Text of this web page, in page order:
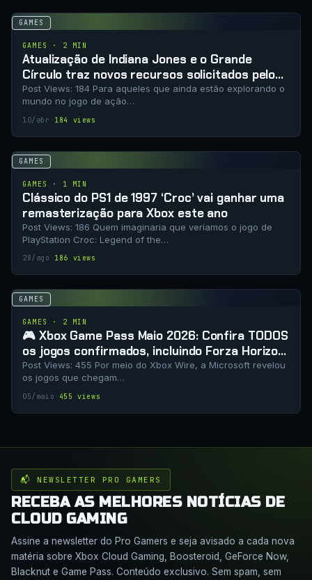
GAMES
GAMES · 2 MIN
Atualização de Indiana Jones e o Grande
Círculo traz novos recursos solicitados pelos
jogadores
Post Views: 184 Para aqueles que ainda estão explorando o
mundo no jogo de ação…
10/abr · 184 views
GAMES
GAMES · 1 MIN
Clássico do PS1 de 1997 ‘Croc’ vai ganhar uma
remasterização para Xbox este ano
Post Views: 186 Quem imaginaria que veríamos o jogo de
PlayStation Croc: Legend of the…
28/ago · 186 views
GAMES
GAMES · 2 MIN
🎮 Xbox Game Pass Maio 2026: Confira TODOS
os jogos confirmados, incluindo Forza Horizon
6
Post Views: 455 Por meio do Xbox Wire, a Microsoft revelou
os jogos que chegam…
05/maio · 455 views
📬 NEWSLETTER PRO GAMERS
RECEBA AS MELHORES NOTÍCIAS DE
CLOUD GAMING
Assine a newsletter do Pro Gamers e seja avisado a cada nova
matéria sobre Xbox Cloud Gaming, Boosteroid, GeForce Now,
Blacknut e Game Pass. Conteúdo exclusivo. Sem spam, sem